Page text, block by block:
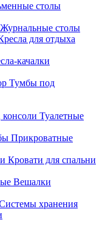
столы
Журнальные столы
для отдыха
качалки
Тумбы под
Туалетные
Прикроватные
Кровати для спальни
Вешалки
хранения